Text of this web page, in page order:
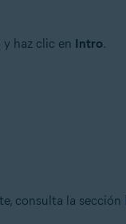
haz clic en Intro.
consulta la sección